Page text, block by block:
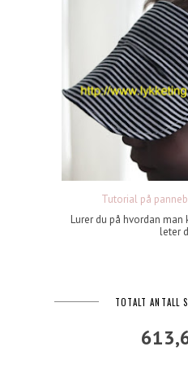
Tutorial på
Lurer du på hvordan man
leter
TOTALT ANTALL